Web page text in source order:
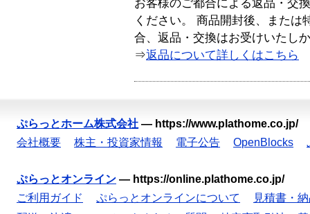
お客様のご都合による返品・交
ください。 商品開封後、または
合、返品・交換はお受けいたし
⇒返品について詳しくはこちら
ぷらっとホーム株式会社 — https://www.plathome.co.jp/
会社概要
株主・投資家情報 電子公告 OpenBlocks
ぷらっとオンライン — https://online.plathome.co.jp/
ご利用ガイド
ぷらっとオンラインについて
見積書・